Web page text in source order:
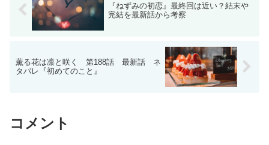
『ねずみの初恋』最終回は近い？結末や
完結を最新話から考察
薫る花は凛と咲く 第188話 最新話 ネ
タバレ『初めてのこと』
コメント